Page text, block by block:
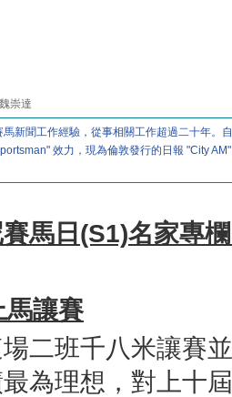
崇達
新聞工作經驗，從事相關工作超過二十年
效力，現為倫敦發行的日報 "City
馬日(S1)名家專
馬讓賽
二班千八米讓賽
為理想，對上十